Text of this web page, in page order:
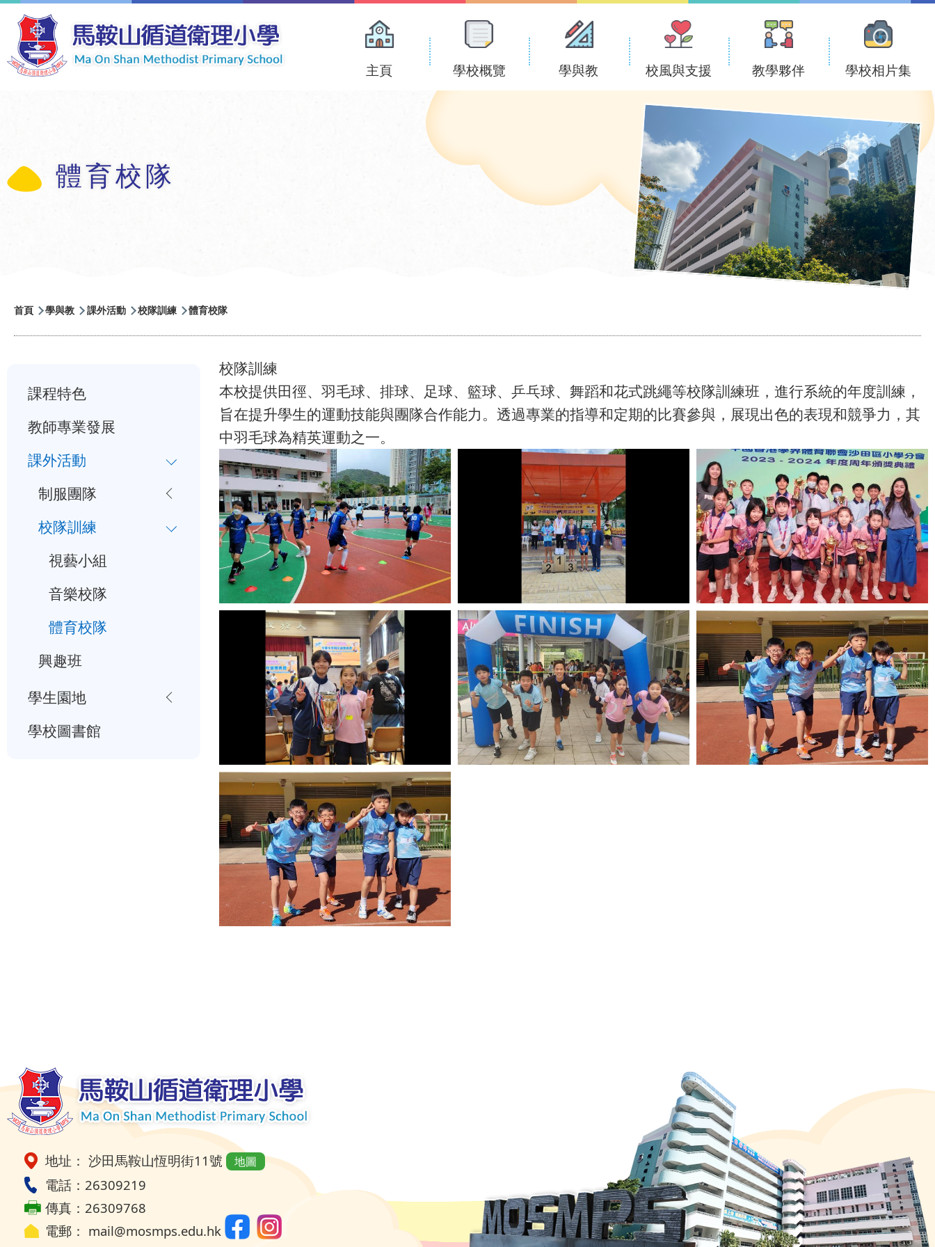
移至主內容
Main
navigation
主頁 學校概覽 學與教 校風與支援 教學夥伴 學校相片集
體育校隊
導
航
結
首頁 學與教 課外活動 校隊訓練 體育校隊
校隊訓練
本校提供田徑、羽毛球、排球、足球、籃球、乒乓球、舞蹈和花式跳繩等校隊訓練班，進行系統的年度訓練，
旨在提升學生的運動技能與團隊合作能力。透過專業的指導和定期的比賽參與，展現出色的表現和競爭力，其
中羽毛球為精英運動之一。
小
一
入
學
課程特色
教師專業發展
課外活動
制服團隊
校隊訓練
視藝小組
音樂校隊
體育校隊
興趣班
學生園地
學校圖書館
地址： 沙田馬鞍山恆明街11號 地圖
電話：26309219
傳真：26309768
電郵： mail@mosmps.edu.hk